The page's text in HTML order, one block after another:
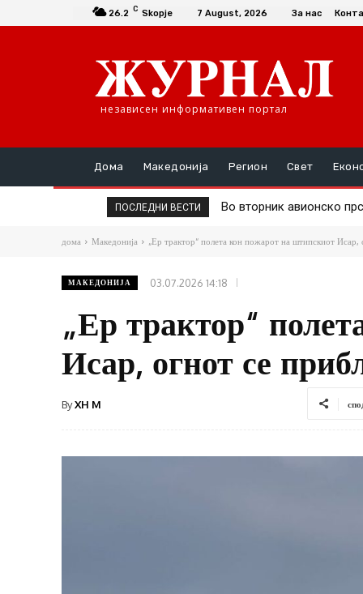
26.2 C Skopje 7 August, 2026 За нас
независен информативен портал
Дома Македонија Регион Свет
ПОСЛЕДНИ ВЕСТИ Во вторник авионско
Д-р Трајановски: По
дома Македонија „Ер трактор“ полета кон пожарот на штипскиот
МАКЕДОНИЈА 03.07.2026 14:18
„Ер трактор“
Исар, огнот се
ByXH M